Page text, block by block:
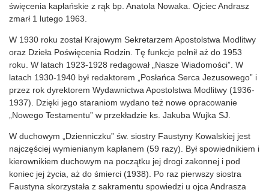
święcenia kapłańskie z rąk bp. Anatola Nowaka. Ojciec Andrasz
zmarł 1 lutego 1963.
W 1930 roku został Krajowym Sekretarzem Apostolstwa Modlitwy
oraz Dzieła Poświęcenia Rodzin. Tę funkcje pełnił aż do 1953
roku. W latach 1923-1928 redagował „Nasze Wiadomości”. W
latach 1930-1940 był redaktorem „Posłańca Serca Jezusowego” i
przez rok dyrektorem Wydawnictwa Apostolstwa Modlitwy (1936-
1937). Dzięki jego staraniom wydano też nowe opracowanie
„Nowego Testamentu” w przekładzie ks. Jakuba Wujka SJ.
W duchowym „Dzienniczku” św. siostry Faustyny Kowalskiej jest
najczęściej wymienianym kapłanem (59 razy). Był spowiednikiem i
kierownikiem duchowym na początku jej drogi zakonnej i pod
koniec jej życia, aż do śmierci (1938). Po raz pierwszy siostra
Faustyna skorzystała z sakramentu spowiedzi u ojca Andrasza